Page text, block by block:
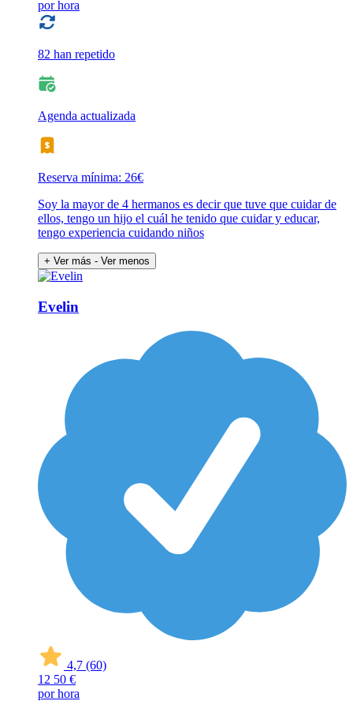
por hora
82 han repetido
Agenda actualizada
Reserva mínima: 26€
Soy la mayor de 4 hermanos es decir que tuve que cuidar de
ellos, tengo un hijo el cuál he tenido que cuidar y educar,
tengo experiencia cuidando niños
+ Ver más - Ver menos
Evelin
4,7 (60)
12 50 €
por hora